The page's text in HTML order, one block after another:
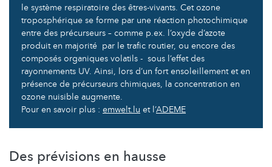
le système respiratoire des êtres-vivants. Cet ozone
troposphérique se forme par une réaction photochimique
entre des précurseurs – comme p.ex. l’oxyde d’azote
produit en majorité par le trafic routier, ou encore des
composés organiques volatils - sous l’effet des
rayonnements UV. Ainsi, lors d’un fort ensoleillement et en
présence de précurseurs chimiques, la concentration en
ozone nuisible augmente.
Pour en savoir plus : emwelt.lu et l’ADEME
Des prévisions en hausse